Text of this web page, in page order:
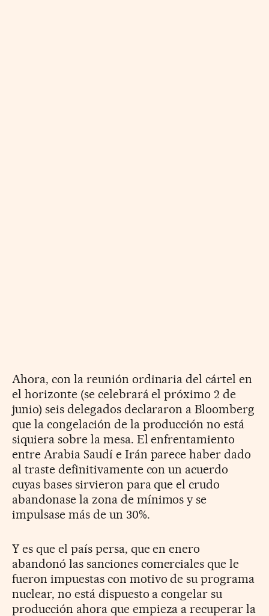
Ahora, con la reunión ordinaria del cártel en
el horizonte (se celebrará el próximo 2 de
junio) seis delegados declararon a Bloomberg
que la congelación de la producción no está
siquiera sobre la mesa. El enfrentamiento
entre Arabia Saudí e Irán parece haber dado
al traste definitivamente con un acuerdo
cuyas bases sirvieron para que el crudo
abandonase la zona de mínimos y se
impulsase más de un 30%.
Y es que el país persa, que en enero
abandonó las sanciones comerciales que le
fueron impuestas con motivo de su programa
nuclear, no está dispuesto a congelar su
producción ahora que empieza a recuperar la